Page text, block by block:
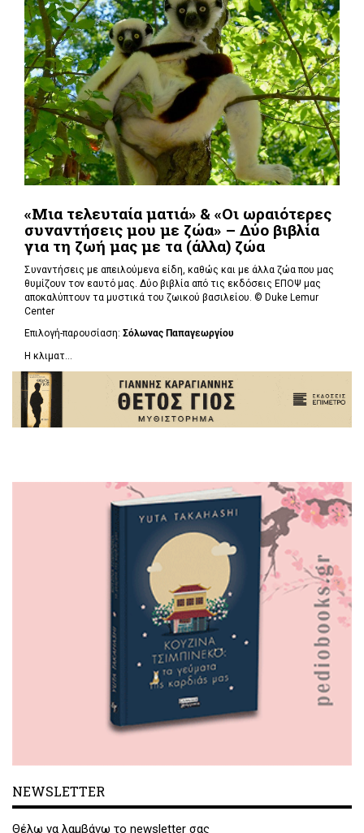
«Μια τελευταία ματιά» & «Οι ωραιότερες
συναντήσεις μου με ζώα» – Δύο βιβλία
για τη ζωή μας με τα (άλλα) ζώα
Συναντήσεις με απειλούμενα είδη, καθώς και με άλλα ζώα που μας
θυμίζουν τον εαυτό μας. Δύο βιβλία από τις εκδόσεις ΕΠΟΨ μας
αποκαλύπτουν τα μυστικά του ζωικού βασιλείου. © Duke Lemur
Center
Επιλογή-παρουσίαση: Σόλωνας Παπαγεωργίου
Η κλιματ...
NEWSLETTER
Θέλω να λαμβάνω το newsletter σας